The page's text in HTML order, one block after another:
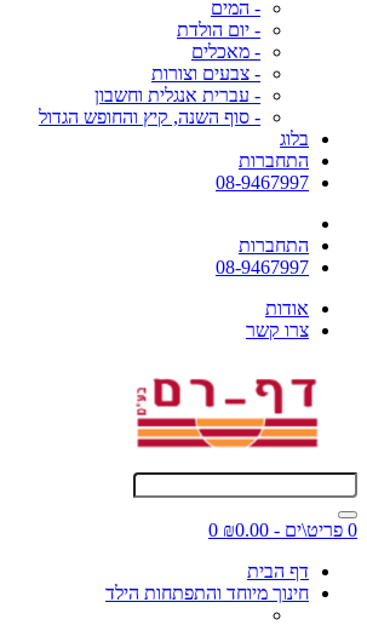
- המים
- יום הולדת
- מאכלים
- צבעים וצורות
- עברית אנגלית וחשבון
- סוף השנה, קיץ והחופש הגדול
בלוג
התחברות
08-9467997
התחברות
08-9467997
אודות
צרו קשר
0 פריט\ים - ₪0.00
0
דף הבית
חינוך מיוחד והתפתחות הילד